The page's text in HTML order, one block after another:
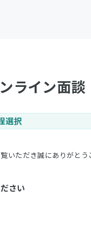
ライン面談
選択
いただき誠にありがと
さい